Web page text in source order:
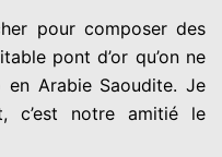
pour composer des
pont d’or qu’on ne
en Arabie Saoudite. Je
c’est notre amitié le